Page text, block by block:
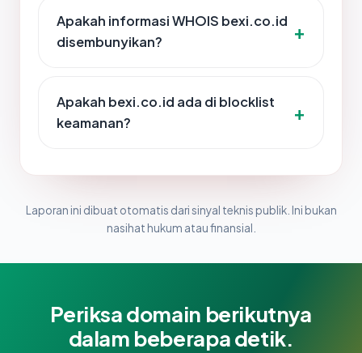
Apakah informasi WHOIS bexi.co.id
disembunyikan?
Apakah bexi.co.id ada di blocklist
keamanan?
Laporan ini dibuat otomatis dari sinyal teknis publik. Ini bukan
nasihat hukum atau finansial.
Periksa domain berikutnya
dalam beberapa detik.